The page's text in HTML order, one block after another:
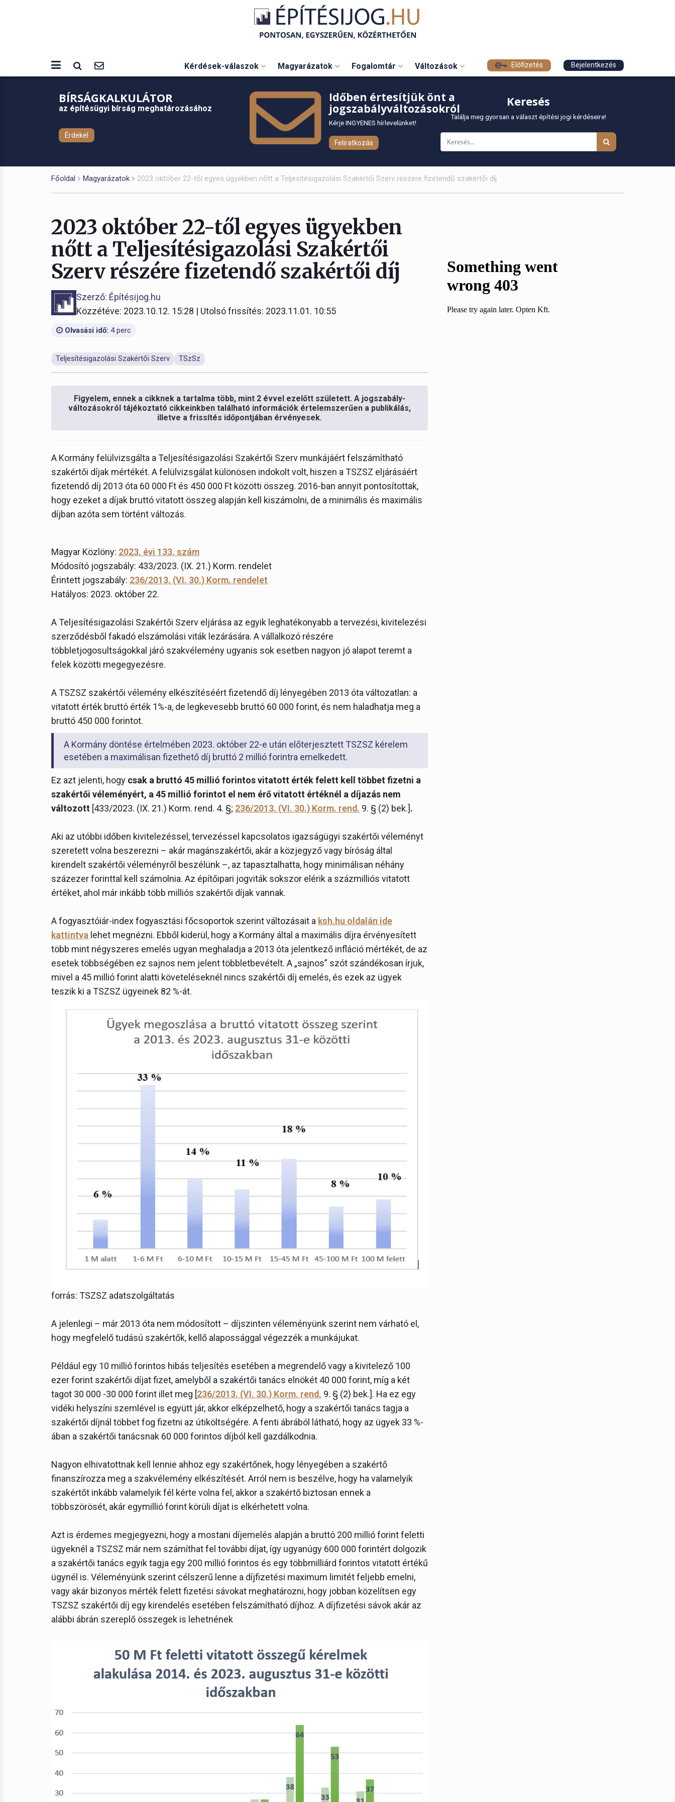
Kérdések-válaszok Magyarázatok Fogalomtár Változások Előfizetés Bejelentkezés
BÍRSÁGKALKULÁTOR
az építésügyi bírság meghatározásához
Érdekel
Időben értesítjük önt a
jogszabályváltozásokról
Kérje INGYENES hírlevelünket!
Feliratkozás
Keresés
Találja meg gyorsan a választ építési jogi kérdéseire!
Főoldal Magyarázatok 2023 október 22-től egyes ügyekben nőtt a Teljesítésigazolási Szakértői Szerv részére fizetendő szakértői díj
2023 október 22-től egyes ügyekben
nőtt a Teljesítésigazolási Szakértői
Szerv részére fizetendő szakértői díj
Szerző: Építésijog.hu
Közzétéve: 2023.10.12. 15:28 | Utolsó frissítés: 2023.11.01. 10:55
Olvasási idő: 4 perc
Teljesítésigazolási Szakértői Szerv TSzSz
Figyelem, ennek a cikknek a tartalma több, mint 2 évvel ezelőtt született. A jogszabály-
változásokról tájékoztató cikkeinkben található információk értelemszerűen a publikálás,
illetve a frissítés időpontjában érvényesek.
A Kormány felülvizsgálta a Teljesítésigazolási Szakértői Szerv munkájáért felszámítható
szakértői díjak mértékét. A felülvizsgálat különösen indokolt volt, hiszen a TSZSZ eljárásáért
fizetendő díj 2013 óta 60 000 Ft és 450 000 Ft közötti összeg. 2016-ban annyit pontosítottak,
hogy ezeket a díjak bruttó vitatott összeg alapján kell kiszámolni, de a minimális és maximális
díjban azóta sem történt változás.
Magyar Közlöny: 2023. évi 133. szám
Módosító jogszabály: 433/2023. (IX. 21.) Korm. rendelet
Érintett jogszabály: 236/2013. (VI. 30.) Korm. rendelet
Hatályos: 2023. október 22.
A Teljesítésigazolási Szakértői Szerv eljárása az egyik leghatékonyabb a tervezési, kivitelezési
szerződésből fakadó elszámolási viták lezárására. A vállalkozó részére
többletjogosultságokkal járó szakvélemény ugyanis sok esetben nagyon jó alapot teremt a
felek közötti megegyezésre.
A TSZSZ szakértői vélemény elkészítéséért fizetendő díj lényegében 2013 óta változatlan: a
vitatott érték bruttó érték 1%-a, de legkevesebb bruttó 60 000 forint, és nem haladhatja meg a
bruttó 450 000 forintot.
A Kormány döntése értelmében 2023. október 22-e után előterjesztett TSZSZ kérelem
esetében a maximálisan fizethető díj bruttó 2 millió forintra emelkedett.
Ez azt jelenti, hogy csak a bruttó 45 millió forintos vitatott érték felett kell többet fizetni a
szakértői véleményért, a 45 millió forintot el nem érő vitatott értéknél a díjazás nem
változott [433/2023. (IX. 21.) Korm. rend. 4. §; 236/2013. (VI. 30.) Korm. rend. 9. § (2) bek.].
Aki az utóbbi időben kivitelezéssel, tervezéssel kapcsolatos igazságügyi szakértői véleményt
szeretett volna beszerezni – akár magánszakértői, akár a közjegyző vagy bíróság által
kirendelt szakértői véleményről beszélünk –, az tapasztalhatta, hogy minimálisan néhány
százezer forinttal kell számolnia. Az építőipari jogviták sokszor elérik a százmilliós vitatott
értéket, ahol már inkább több milliós szakértői díjak vannak.
A fogyasztóiár-index fogyasztási főcsoportok szerint változásait a ksh.hu oldalán ide
kattintva lehet megnézni. Ebből kiderül, hogy a Kormány által a maximális díjra érvényesített
több mint négyszeres emelés ugyan meghaladja a 2013 óta jelentkező infláció mértékét, de az
esetek többségében ez sajnos nem jelent többletbevételt. A „sajnos” szót szándékosan írjuk,
mivel a 45 millió forint alatti követeléseknél nincs szakértői díj emelés, és ezek az ügyek
teszik ki a TSZSZ ügyeinek 82 %-át.
forrás: TSZSZ adatszolgáltatás
A jelenlegi – már 2013 óta nem módosított – díjszinten véleményünk szerint nem várható el,
hogy megfelelő tudású szakértők, kellő alapossággal végezzék a munkájukat.
Például egy 10 millió forintos hibás teljesítés esetében a megrendelő vagy a kivitelező 100
ezer forint szakértői díjat fizet, amelyből a szakértői tanács elnökét 40 000 forint, míg a két
tagot 30 000 -30 000 forint illet meg [236/2013. (VI. 30.) Korm. rend. 9. § (2) bek.]. Ha ez egy
vidéki helyszíni szemlével is együtt jár, akkor elképzelhető, hogy a szakértői tanács tagja a
szakértői díjnál többet fog fizetni az útiköltségére. A fenti ábrából látható, hogy az ügyek 33 %-
ában a szakértői tanácsnak 60 000 forintos díjból kell gazdálkodnia.
Nagyon elhivatottnak kell lennie ahhoz egy szakértőnek, hogy lényegében a szakértő
finanszírozza meg a szakvélemény elkészítését. Arról nem is beszélve, hogy ha valamelyik
szakértőt inkább valamelyik fél kérte volna fel, akkor a szakértő biztosan ennek a
többszörösét, akár egymillió forint körüli díjat is elkérhetett volna.
Azt is érdemes megjegyezni, hogy a mostani díjemelés alapján a bruttó 200 millió forint feletti
ügyeknél a TSZSZ már nem számíthat fel további díjat, így ugyanúgy 600 000 forintért dolgozik
a szakértői tanács egyik tagja egy 200 millió forintos és egy többmilliárd forintos vitatott értékű
ügynél is. Véleményünk szerint célszerű lenne a díjfizetési maximum limitét feljebb emelni,
vagy akár bizonyos mérték felett fizetési sávokat meghatározni, hogy jobban közelítsen egy
TSZSZ szakértői díj egy kirendelés esetében felszámítható díjhoz. A díjfizetési sávok akár az
alábbi ábrán szereplő összegek is lehetnének